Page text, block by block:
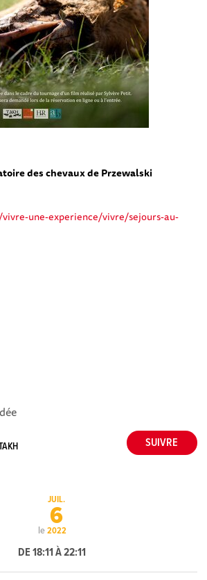
des chevaux de Przewalski
une-experience/vivre/sejours-au-
le
JUIL.
6
2022
DE 18:11 À 22:11